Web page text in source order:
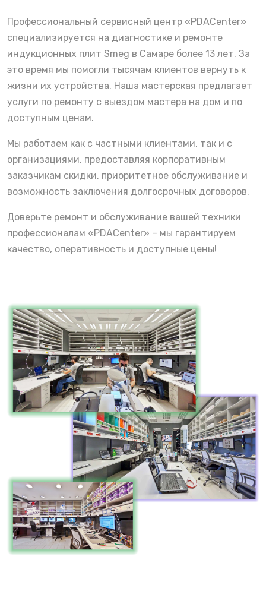
Профессиональный сервисный центр «PDACenter»
специализируется на диагностике и ремонте
индукционных плит Smeg в Самаре более 13 лет. За
это время мы помогли тысячам клиентов вернуть к
жизни их устройства. Наша мастерская предлагает
услуги по ремонту с выездом мастера на дом и по
доступным ценам.
Мы работаем как с частными клиентами, так и с
организациями, предоставляя корпоративным
заказчикам скидки, приоритетное обслуживание и
возможность заключения долгосрочных договоров.
Доверьте ремонт и обслуживание вашей техники
профессионалам «PDACenter» – мы гарантируем
качество, оперативность и доступные цены!